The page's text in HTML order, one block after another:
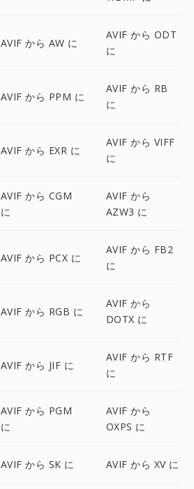
AVIF から AW に
AVIF から ODT
に
AVIF から PPM に
AVIF から RB
に
AVIF から EXR に
AVIF から VIFF
に
AVIF から CGM
に
AVIF から
AZW3 に
AVIF から PCX に
AVIF から FB2
に
AVIF から RGB に
AVIF から
DOTX に
AVIF から JIF に
AVIF から RTF
に
AVIF から PGM
に
AVIF から
OXPS に
AVIF から SK に AVIF から XV に